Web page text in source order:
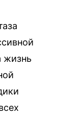
жизнь